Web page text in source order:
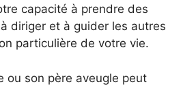
capacité à prendre des
diriger et à guider les autres
particulière de votre vie.
ou son père aveugle peut